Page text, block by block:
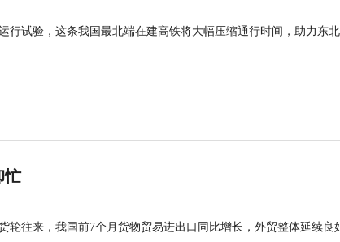
行试验，这条我国最北端在建高铁将大幅压缩通行时间，助力东
忙
轮往来，我国前7个月货物贸易进出口同比增长，外贸整体延续良